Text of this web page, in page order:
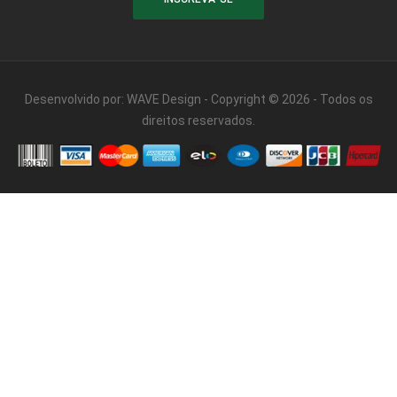
Desenvolvido por: WAVE Design - Copyright © 2026 - Todos os
direitos reservados.